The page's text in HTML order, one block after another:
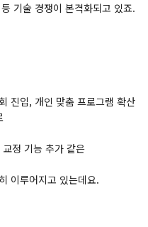
기술 경쟁이 본격화되고 있죠.
진입, 개인 맞춤 프로그램 확산
정 기능 추가 같은
이루어지고 있는데요.